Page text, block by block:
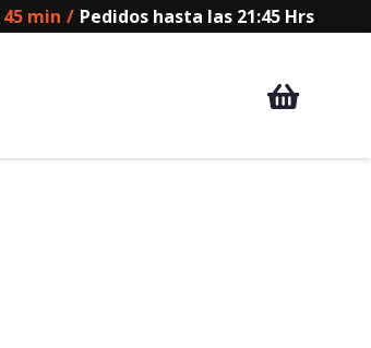
45 min / Pedidos hasta las 21:45 Hrs